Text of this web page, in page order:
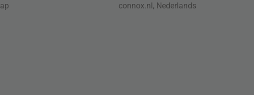
connox.nl, Nederlands